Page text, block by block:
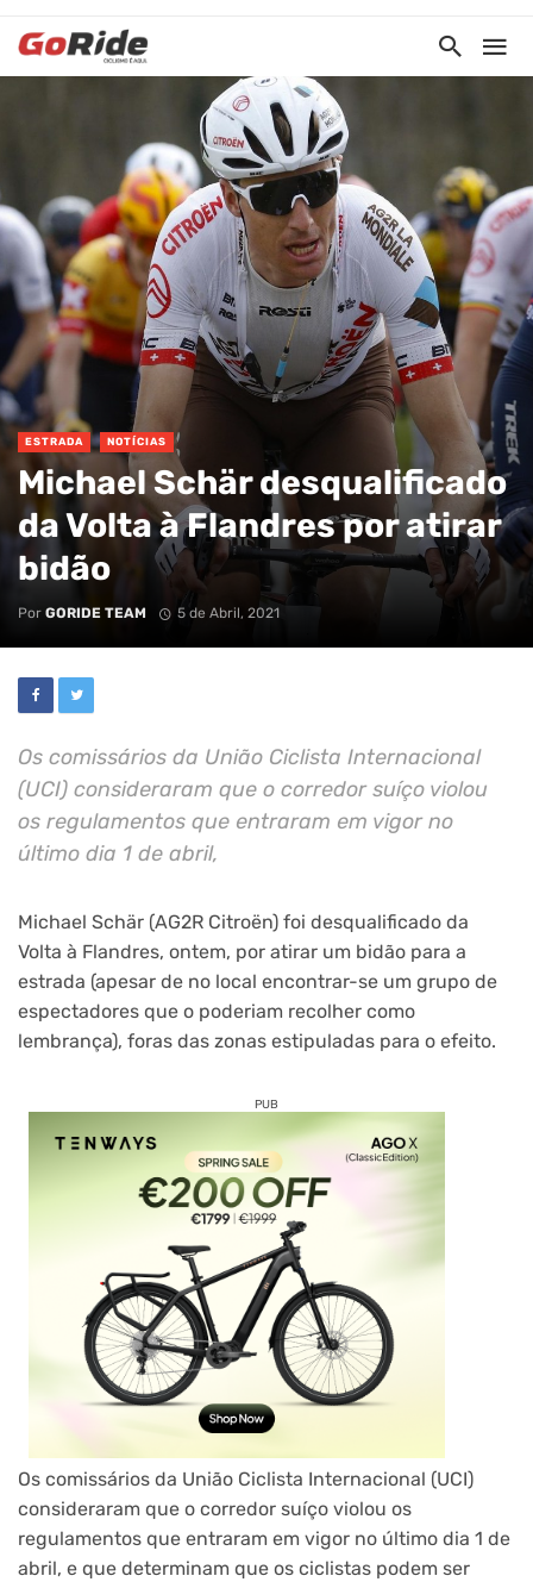
ESTRADA NOTÍCIAS
Michael Schär desqualificado
da Volta à Flandres por atirar
bidão
Por GORIDE TEAM 5 de Abril, 2021
Os comissários da União Ciclista Internacional
(UCI) consideraram que o corredor suíço violou
os regulamentos que entraram em vigor no
último dia 1 de abril,
Michael Schär (AG2R Citroën) foi desqualificado da
Volta à Flandres, ontem, por atirar um bidão para a
estrada (apesar de no local encontrar-se um grupo de
espectadores que o poderiam recolher como
lembrança), foras das zonas estipuladas para o efeito.
PUB
Os comissários da União Ciclista Internacional (UCI)
consideraram que o corredor suíço violou os
regulamentos que entraram em vigor no último dia 1 de
abril, e que determinam que os ciclistas podem ser